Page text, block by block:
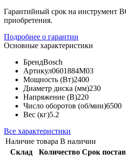
Гарантийный срок на инструмент
приобретения.
Подробнее о гарантии
Основные характеристики
БрендBosch
Артикул0601884M03
Мощность (Вт)2400
Диаметр диска (мм)230
Напряжение (В)220
Число оборотов (об/мин)6500
Вес (кг)5.2
Все характеристики
Наличие товара В наличии
Склад
Количество Срок